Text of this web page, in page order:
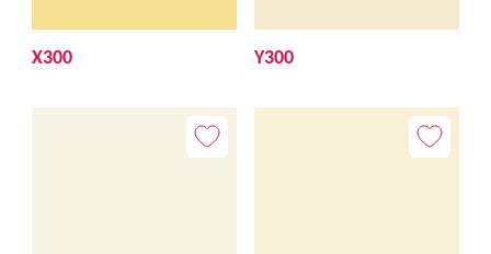
X300 Y300